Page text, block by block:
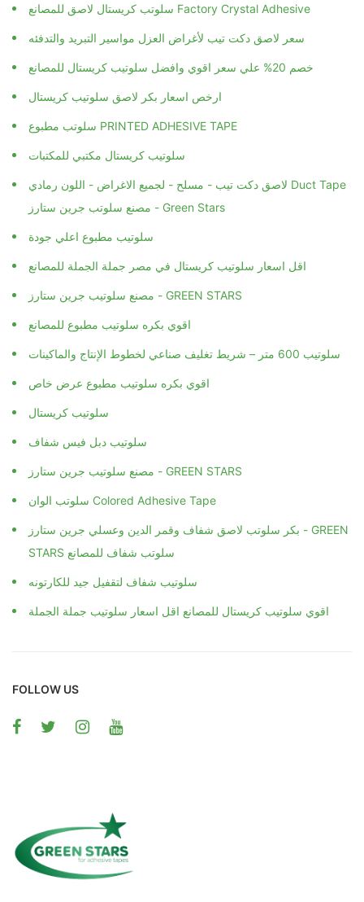
سلوتب كريستال لاصق للمصانع Factory Crystal Adhesive
سعر لاصق دكت تيب لأغراض العزل مواسير التبريد والتدفئه
خصم 20% علي سعر اقوي وافضل سلوتيب كريستال للمصانع
ارخص اسعار بكر لاصق سلوتيب كريستال
سلوتب مطبوع PRINTED ADHESIVE TAPE
سلوتيب كريستال مكتبي للمكتبات
لاصق دكت تيب - مسلح - لجميع الاغراض - اللون رمادي Duct Tape
مصنع سلوتب جرين ستارز - Green Stars
سلوتيب مطبوع اعلي جودة
اقل اسعار سلوتيب كريستال في مصر جملة الجملة للمصانع
مصنع سلوتيب جرين ستارز - GREEN STARS
اقوي بكره سلوتيب مطبوع للمصانع
سلوتيب 600 متر – شريط تغليف صناعي لخطوط الإنتاج والماكينات
اقوي بكره سلوتيب مطبوع عرض خاص
سلوتيب كريستال
سلوتيب دبل فيس شفاف
مصنع سلوتيب جرين ستارز - GREEN STARS
سلوتب الوان Colored Adhesive Tape
بكر سلوتب لاصق شفاف وقمر الدين وعسلي جرين ستارز - GREEN
STARS سلوتب شفاف للمصانع
سلوتيب شفاف لتقفيل جيد للكارتونه
اقوي سلوتيب كريستال للمصانع اقل اسعار سلوتيب جملة الجملة
FOLLOW US